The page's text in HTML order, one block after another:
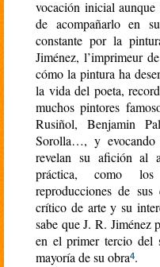
vocación inicial
de acompañarlo en
constante por la
Jiménez, l’imprimeur
cómo la pintura ha
la vida del poeta,
muchos pintores
Rusiñol, Benjamin
Sorolla…, y evocando
revelan su afición al
práctica, como los
reproducciones de
crítico de arte y su
sabe que J. R.
en el primer tercio
mayoría de su obra4.